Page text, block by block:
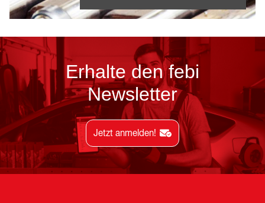
Erhalte den febi
Newsletter
Jetzt anmelden!